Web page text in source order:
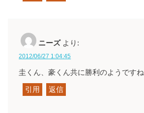
ニーズ より:
2012/06/27 1:04:45
圭くん、豪くん共に勝利のようですね
引用 返信